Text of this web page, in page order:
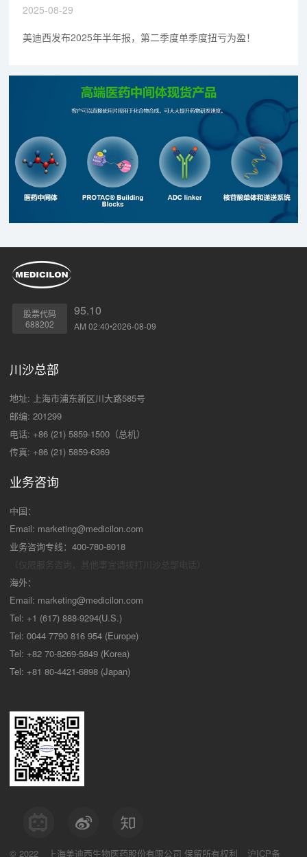
2025-08-29
美迪西发布2025年半年报，第二季度单季度扭亏为盈！
股票代码
688202
95.10
AM 02:40•2026-08-09
川沙总部
地址: 上海市浦东新区川大路585号
邮编: 201299
电话: +86 (21) 5859-1500（总机）
传真: +86 (21) 5859-6369
业务咨询
中国：
Email: marketing@medicilon.com
业务咨询专线：400-780-8018
海外：
Email: marketing@medicilon.com
Tel: +1 (617) 888-9294(U.S.)
Tel: 0044 7790 816 954 (Europe)
Tel: +82 70-8269-5849 (Korea)
Tel: +81 80-4421-6898 (Japan)
© 2022 上海美迪西生物医药股份有限公司 保留所有权利 沪ICP备